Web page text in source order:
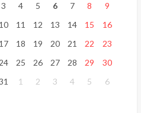
3
4 5 6 7 8
9
10
11 12 13 14 15
16
17
18 19 20 21 22
23
24
25 26 27 28 29
30
1 2 3 4 5 6